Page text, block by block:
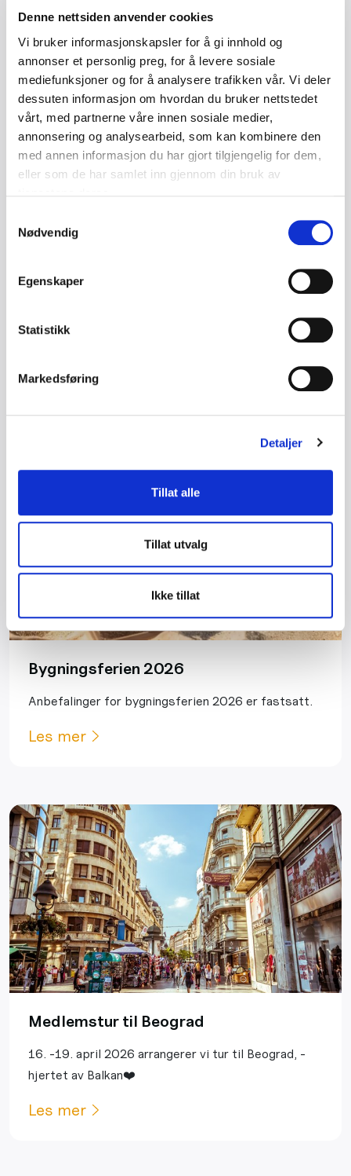
Denne nettsiden anvender cookies
Vi bruker informasjonskapsler for å gi innhold og
annonser et personlig preg, for å levere sosiale
mediefunksjoner og for å analysere trafikken vår. Vi deler
dessuten informasjon om hvordan du bruker nettstedet
vårt, med partnerne våre innen sosiale medier,
annonsering og analysearbeid, som kan kombinere den
med annen informasjon du har gjort tilgjengelig for dem,
eller som de har samlet inn gjennom din bruk av
Nødvendig
Egenskaper
Statistikk
Markedsføring
Detaljer
Tillat alle
Tillat utvalg
Ikke tillat
Bransjenorm for kantsikring ved arbeid
Endelig har vi en norm med tydelige føringer for hva
skal utføres, og hvilke løsninger som er både trygge
Les mer
Bygningsferien 2026
Anbefalinger for bygningsferien 2026 er fastsatt.
Les mer
Medlemstur til Beograd
16. -19. april 2026 arrangerer vi tur til Beograd, -
hjertet av Balkan❤️
Les mer